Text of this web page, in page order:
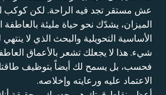
عش مستقر تجد فيه الراحة. لكن كوكب
الميزان، يشدّك نحو حياة مليئة
الأساسية التحويلية والبحث الذي لا
شيء. هذا لا يجعلك تشعر بالأعماق
فحسب، بل يسمح لك أيضاً بتوظيف
الاعتماد عليه ورعايته وإخلاصه.